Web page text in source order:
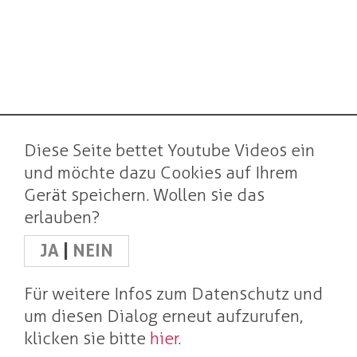
Diese Seite bettet Youtube Videos ein
und möchte dazu Cookies auf Ihrem
Gerät speichern. Wollen sie das
erlauben?
JA
NEIN
Für weitere Infos zum Datenschutz und
um diesen Dialog erneut aufzurufen,
klicken sie bitte hier.